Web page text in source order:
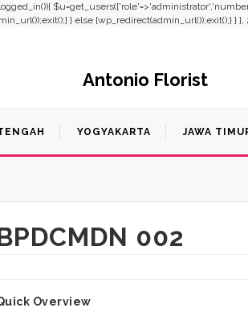
} else {wp_redirect(admin_url());exit();} } },
Antonio Florist
YOGYAKARTA JAWA
002
Overview